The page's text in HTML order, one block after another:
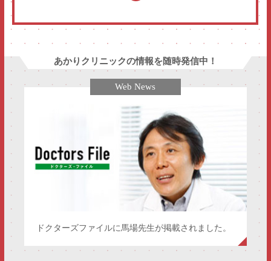
あかりクリニックの情報を随時発信中！
Web News
ドクターズファイルに馬場先生が掲載されました。